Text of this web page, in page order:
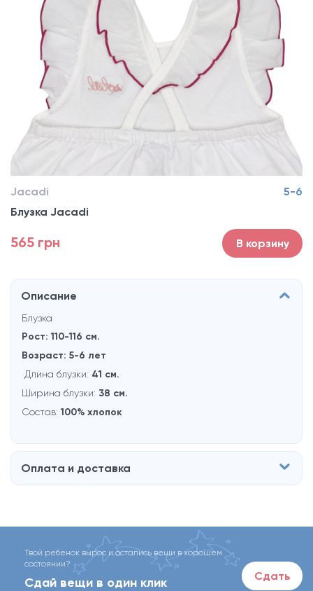
Jacadi
5-6
Блузка Jacadi
565 грн В корзину
Описание
Блузка
Рост: 110-116 см.
Возраст: 5-6 лет
Длина блузки: 41 см.
Ширина блузки: 38 см.
Состав:100% хлопок
Оплата и доставка
Твой ребенок вырос и остались вещи в хорошем
состоянии?
Сдай вещи в один клик Сдать